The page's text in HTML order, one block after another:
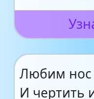
Любим нос
И чертить